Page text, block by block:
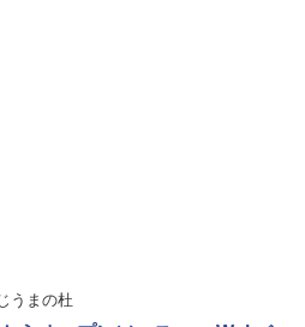
うまの杜